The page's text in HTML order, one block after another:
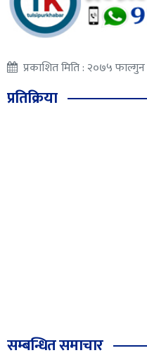
प्रकाशित मिति : २०७५
प्रतिक्रिया
सम्बन्धित समाचार